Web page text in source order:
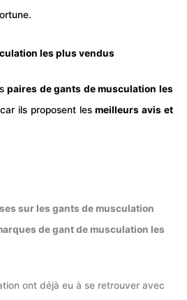
les plus vendus
paires de gants demusculation les
ils proposent lesmeilleurs avis et
sur les gants de musculation
de gant de musculation les
ont déjà eu à se retrouver avec